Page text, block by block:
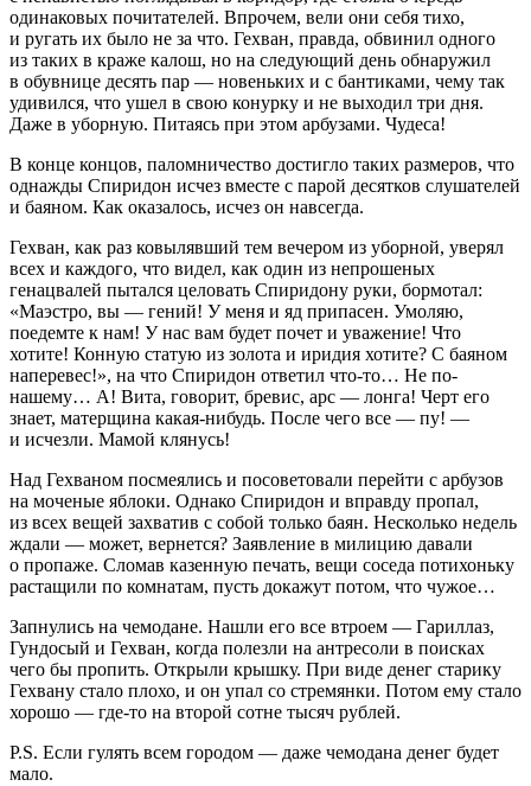
одинаковых почитателей. Впрочем, вели они себя тихо,
и ругать их было не за что. Гехван, правда, обвинил одного
из таких в краже калош, но на следующий день обнаружил
в обувнице десять пар — новеньких и с бантиками, чему так
удивился, что ушел в свою конурку и не выходил три дня.
Даже в уборную. Питаясь при этом арбузами. Чудеса!
В конце концов, паломничество достигло таких размеров, что
однажды Спиридон исчез вместе с парой десятков слушателей
и баяном. Как оказалось, исчез он навсегда.
Гехван, как раз ковылявший тем вечером из уборной, уверял
всех и каждого, что видел, как один из непрошеных
генацвалей пытался целовать Спиридону руки, бормотал:
«Маэстро, вы — гений! У меня и яд припасен. Умоляю,
поедемте к нам! У нас вам будет почет и уважение! Что
хотите! Конную статую из золота и иридия хотите? С баяном
наперевес!», на что Спиридон ответил что-то… Не по-
нашему… А! Вита, говорит, бревис, арс — лонга! Черт его
знает, матерщина какая-нибудь. После чего все — пу! —
и исчезли. Мамой клянусь!
Над Гехваном посмеялись и посоветовали перейти с арбузов
на моченые яблоки. Однако Спиридон и вправду пропал,
из всех вещей захватив с собой только баян. Несколько недель
ждали — может, вернется? Заявление в милицию давали
о пропаже. Сломав казенную печать, вещи соседа потихоньку
растащили по комнатам, пусть докажут потом, что чужое…
Запнулись на чемодане. Нашли его все втроем — Гариллаз,
Гундосый и Гехван, когда полезли на антресоли в поисках
чего бы пропить. Открыли крышку. При виде денег старику
Гехвану стало плохо, и он упал со стремянки. Потом ему стало
хорошо — где-то на второй сотне тысяч рублей.
Р.S. Если гулять всем городом — даже чемодана денег будет
мало.